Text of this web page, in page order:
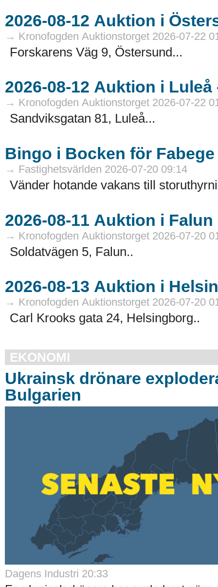
→ Kronofogden Auktionstorget 2026-07-22
Forskarens Väg 9, Östersund...
→ Kronofogden Auktionstorget 2026-07-22
Sandviksgatan 81, Luleå...
Bingo i Bocken för Fabege
→ Fastighetsvärlden 2026-07-20 09:14
Vänder hotande vakans till
→ Kronofogden Auktionstorget 2026-07-20
Soldatvägen 5, Falun..
→ Kronofogden Auktionstorget 2026-07-20
Carl Krooks gata 24, Helsingborg..
EKONOMI
Ukrainsk drönare
Bulgarien
Dagens Industri 20:33